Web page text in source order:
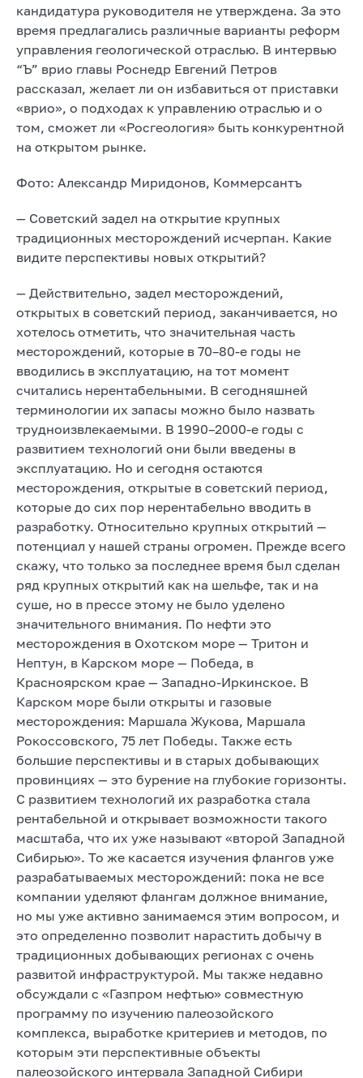
кандидатура руководителя не утверждена. За это
время предлагались различные варианты реформ
управления геологической отраслью. В интервью
“Ъ” врио главы Роснедр Евгений Петров
рассказал, желает ли он избавиться от приставки
«врио», о подходах к управлению отраслью и о
том, сможет ли «Росгеология» быть конкурентной
на открытом рынке.
Фото: Александр Миридонов, Коммерсантъ
— Советский задел на открытие крупных
традиционных месторождений исчерпан. Какие
видите перспективы новых открытий?
— Действительно, задел месторождений,
открытых в советский период, заканчивается, но
хотелось отметить, что значительная часть
месторождений, которые в 70–80-е годы не
вводились в эксплуатацию, на тот момент
считались нерентабельными. В сегодняшней
терминологии их запасы можно было назвать
трудноизвлекаемыми. В 1990–2000-е годы с
развитием технологий они были введены в
эксплуатацию. Но и сегодня остаются
месторождения, открытые в советский период,
которые до сих пор нерентабельно вводить в
разработку. Относительно крупных открытий —
потенциал у нашей страны огромен. Прежде всего
скажу, что только за последнее время был сделан
ряд крупных открытий как на шельфе, так и на
суше, но в прессе этому не было уделено
значительного внимания. По нефти это
месторождения в Охотском море — Тритон и
Нептун, в Карском море — Победа, в
Красноярском крае — Западно-Иркинское. В
Карском море были открыты и газовые
месторождения: Маршала Жукова, Маршала
Рокоссовского, 75 лет Победы. Также есть
большие перспективы и в старых добывающих
провинциях — это бурение на глубокие горизонты.
С развитием технологий их разработка стала
рентабельной и открывает возможности такого
масштаба, что их уже называют «второй Западной
Сибирью». То же касается изучения флангов уже
разрабатываемых месторождений: пока не все
компании уделяют флангам должное внимание,
но мы уже активно занимаемся этим вопросом, и
это определенно позволит нарастить добычу в
традиционных добывающих регионах с очень
развитой инфраструктурой. Мы также недавно
обсуждали с «Газпром нефтью» совместную
программу по изучению палеозойского
комплекса, выработке критериев и методов, по
которым эти перспективные объекты
палеозойского интервала Западной Сибири